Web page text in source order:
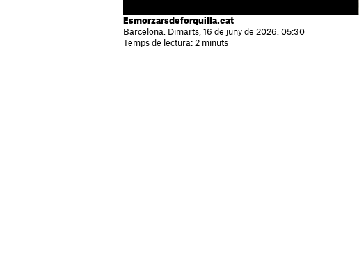
Esmorzarsdeforquilla.cat
Barcelona. Dimarts, 16 de juny de 2026. 05:30
Temps de lectura: 2 minuts